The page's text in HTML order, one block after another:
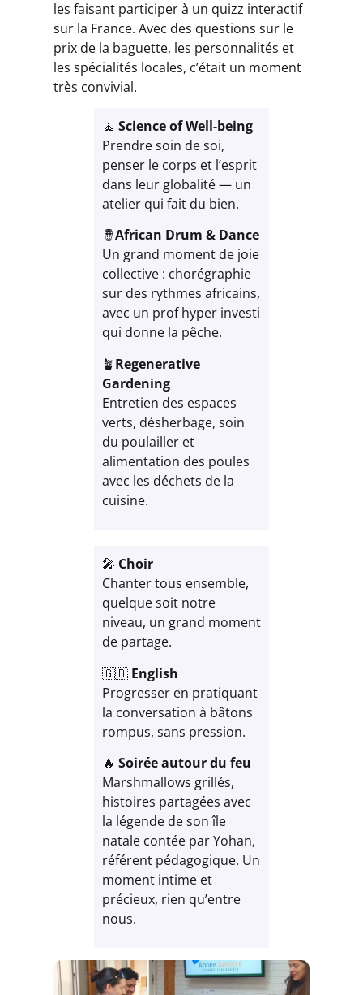
les faisant participer à un quizz interactif
sur la France. Avec des questions sur le
prix de la baguette, les personnalités et
les spécialités locales, c’était un moment
très convivial.
🧘 Science of Well-being
Prendre soin de soi,
penser le corps et l’esprit
dans leur globalité — un
atelier qui fait du bien.
🪘African Drum & Dance
Un grand moment de joie
collective : chorégraphie
sur des rythmes africains,
avec un prof hyper investi
qui donne la pêche.
🪴Regenerative
Gardening
Entretien des espaces
verts, désherbage, soin
du poulailler et
alimentation des poules
avec les déchets de la
cuisine.
🎤 Choir
Chanter tous ensemble,
quelque soit notre
niveau, un grand moment
de partage.
🇬🇧 English
Progresser en pratiquant
la conversation à bâtons
rompus, sans pression.
🔥 Soirée autour du feu
Marshmallows grillés,
histoires partagées avec
la légende de son île
natale contée par Yohan,
référent pédagogique. Un
moment intime et
précieux, rien qu’entre
nous.